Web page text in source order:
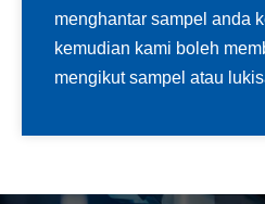
menghantar sampel anda
kemudian kami boleh
mengikut sampel atau